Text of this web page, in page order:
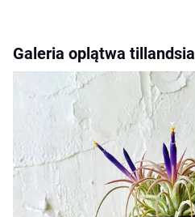
Galeria oplątwa tillandsia